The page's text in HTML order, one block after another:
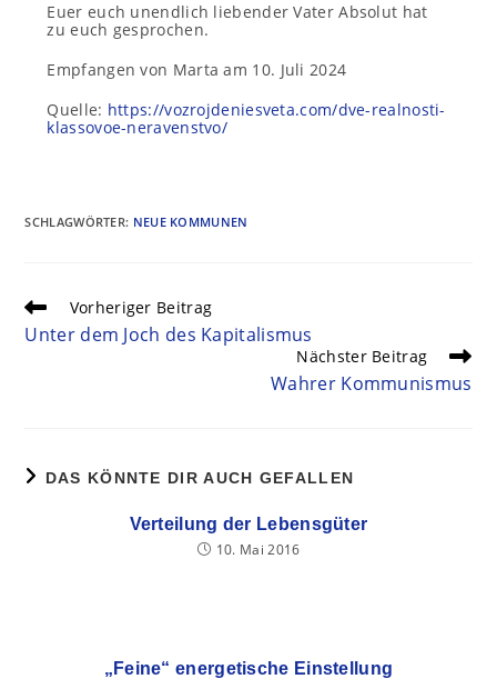
Euer euch unendlich liebender Vater Absolut hat
zu euch gesprochen.
Empfangen von Marta am 10. Juli 2024
Quelle: https://vozrojdeniesveta.com/dve-realnosti-
klassovoe-neravenstvo/
SCHLAGWÖRTER: NEUE KOMMUNEN
Vorheriger Beitrag
Unter dem Joch des Kapitalismus
Nächster Beitrag
Wahrer Kommunismus
DAS KÖNNTE DIR AUCH GEFALLEN
Verteilung der Lebensgüter
10. Mai 2016
„Feine“ energetische Einstellung